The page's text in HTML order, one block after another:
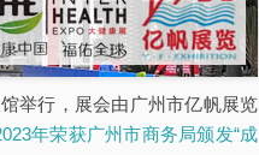
举行，展会由广州市亿帆展览
年荣获广州市商务局颁发“成